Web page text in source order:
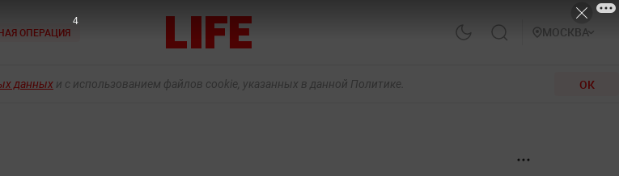
ОПЕРАЦИЯ МОСКВА
данных и с использованием файлов cookie, указанных в данной Политике. ОК
3